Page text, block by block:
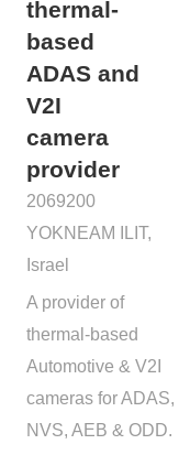
thermal-
based
ADAS and
V2I
camera
provider
2069200
YOKNEAM ILIT,
Israel
A provider of
thermal-based
Automotive & V2I
cameras for ADAS,
NVS, AEB & ODD.